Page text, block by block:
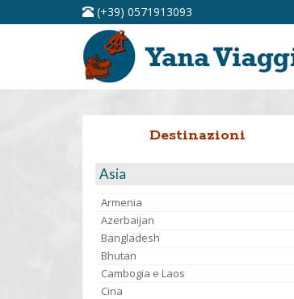
(+39) 0571913093
Destinazioni
Asia
Armenia
Azerbaijan
Bangladesh
Bhutan
Cambogia e Laos
Cina